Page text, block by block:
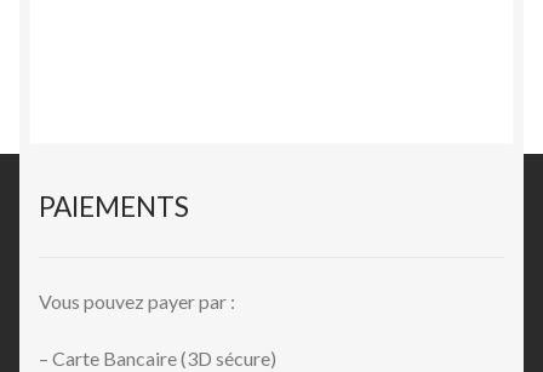
PAIEMENTS
Vous pouvez payer par :
– Carte Bancaire (3D sécure)